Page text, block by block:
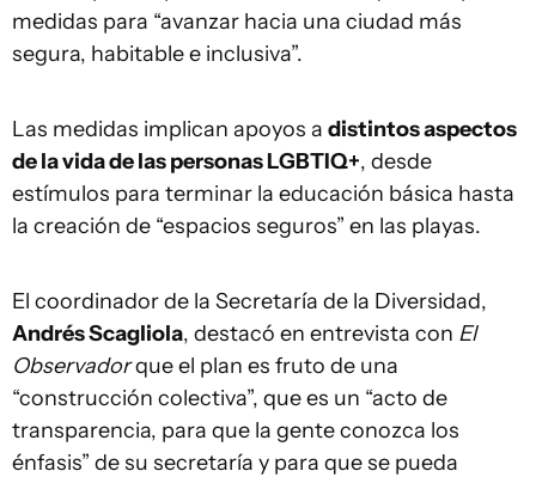
medidas para “avanzar hacia una ciudad más
segura, habitable e inclusiva”.
Las medidas implican apoyos a distintos aspectos
de la vida de las personas LGBTIQ+, desde
estímulos para terminar la educación básica hasta
la creación de “espacios seguros” en las playas.
El coordinador de la Secretaría de la Diversidad,
Andrés Scagliola, destacó en entrevista con El
Observadorque el plan es fruto de una
“construcción colectiva”, que es un “acto de
transparencia, para que la gente conozca los
énfasis” de su secretaría y para que se pueda